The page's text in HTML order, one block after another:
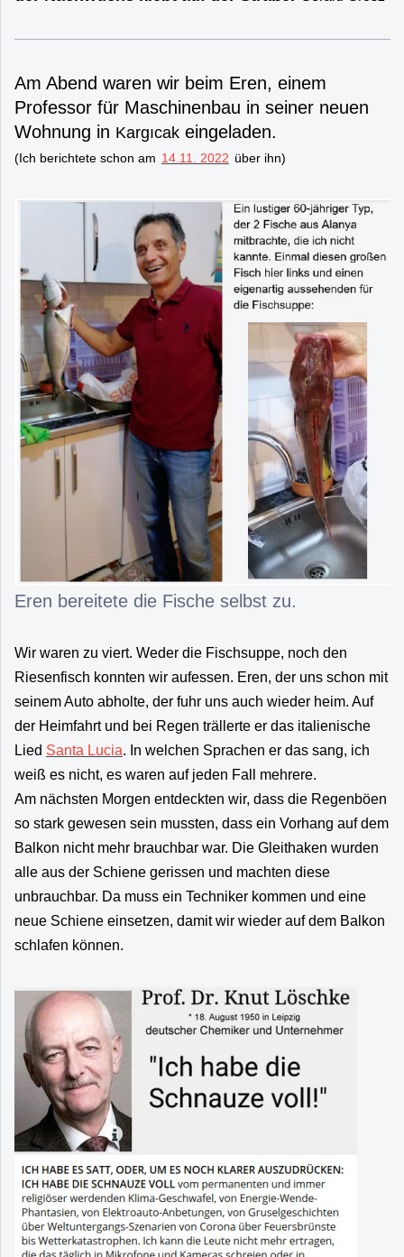
Am Abend waren wir beim Eren, einem
Professor für Maschinenbau in seiner neuen
Wohnung in Kargıcak eingeladen.
(Ich berichtete schon am 14.11. 2022 über ihn)
Eren bereitete die Fische selbst zu.
Wir waren zu viert. Weder die Fischsuppe, noch den
Riesenfisch konnten wir aufessen. Eren, der uns schon mit
seinem Auto abholte, der fuhr uns auch wieder heim. Auf
der Heimfahrt und bei Regen trällerte er das italienische
Lied Santa Lucia. In welchen Sprachen er das sang, ich
weiß es nicht, es waren auf jeden Fall mehrere.
Am nächsten Morgen entdeckten wir, dass die Regenböen
so stark gewesen sein mussten, dass ein Vorhang auf dem
Balkon nicht mehr brauchbar war. Die Gleithaken wurden
alle aus der Schiene gerissen und machten diese
unbrauchbar. Da muss ein Techniker kommen und eine
neue Schiene einsetzen, damit wir wieder auf dem Balkon
schlafen können.